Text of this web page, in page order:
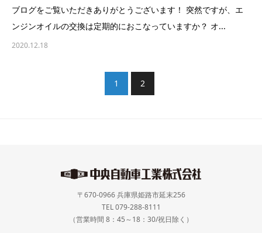
ブログをご覧いただきありがとうございます！ 突然ですが、エ
ンジンオイルの交換は定期的におこなっていますか？ オ...
2020.12.18
1 2
〒670-0966 兵庫県姫路市延末256
TEL 079-288-8111
（営業時間 8：45～18：30/祝日除く）